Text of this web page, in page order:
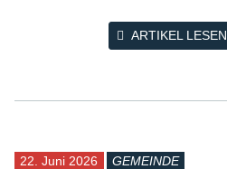
ARTIKEL LESEN
22. Juni 2026 GEMEINDE